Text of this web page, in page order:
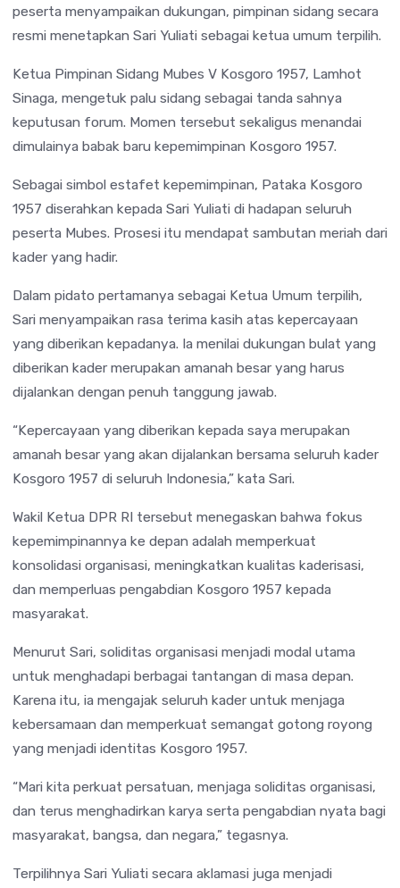
peserta menyampaikan dukungan, pimpinan sidang secara
resmi menetapkan Sari Yuliati sebagai ketua umum terpilih.
Ketua Pimpinan Sidang Mubes V Kosgoro 1957, Lamhot
Sinaga, mengetuk palu sidang sebagai tanda sahnya
keputusan forum. Momen tersebut sekaligus menandai
dimulainya babak baru kepemimpinan Kosgoro 1957.
Sebagai simbol estafet kepemimpinan, Pataka Kosgoro
1957 diserahkan kepada Sari Yuliati di hadapan seluruh
peserta Mubes. Prosesi itu mendapat sambutan meriah dari
kader yang hadir.
Dalam pidato pertamanya sebagai Ketua Umum terpilih,
Sari menyampaikan rasa terima kasih atas kepercayaan
yang diberikan kepadanya. Ia menilai dukungan bulat yang
diberikan kader merupakan amanah besar yang harus
dijalankan dengan penuh tanggung jawab.
“Kepercayaan yang diberikan kepada saya merupakan
amanah besar yang akan dijalankan bersama seluruh kader
Kosgoro 1957 di seluruh Indonesia,” kata Sari.
Wakil Ketua DPR RI tersebut menegaskan bahwa fokus
kepemimpinannya ke depan adalah memperkuat
konsolidasi organisasi, meningkatkan kualitas kaderisasi,
dan memperluas pengabdian Kosgoro 1957 kepada
masyarakat.
Menurut Sari, soliditas organisasi menjadi modal utama
untuk menghadapi berbagai tantangan di masa depan.
Karena itu, ia mengajak seluruh kader untuk menjaga
kebersamaan dan memperkuat semangat gotong royong
yang menjadi identitas Kosgoro 1957.
“Mari kita perkuat persatuan, menjaga soliditas organisasi,
dan terus menghadirkan karya serta pengabdian nyata bagi
masyarakat, bangsa, dan negara,” tegasnya.
Terpilihnya Sari Yuliati secara aklamasi juga menjadi